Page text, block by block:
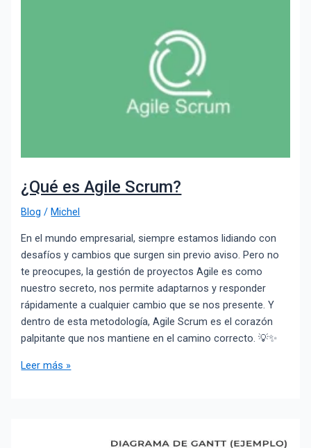
¿Qué es Agile Scrum?
Blog / Michel
En el mundo empresarial, siempre estamos lidiando con
desafíos y cambios que surgen sin previo aviso. Pero no
te preocupes, la gestión de proyectos Agile es como
nuestro secreto, nos permite adaptarnos y responder
rápidamente a cualquier cambio que se nos presente. Y
dentro de esta metodología, Agile Scrum es el corazón
palpitante que nos mantiene en el camino correcto. 💡✨
Leer más »